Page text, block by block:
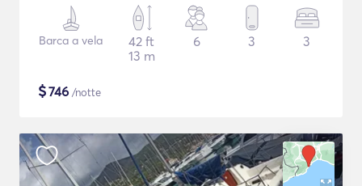
Barca a vela
42 ft
13 m
6 3 3
$746 /notte